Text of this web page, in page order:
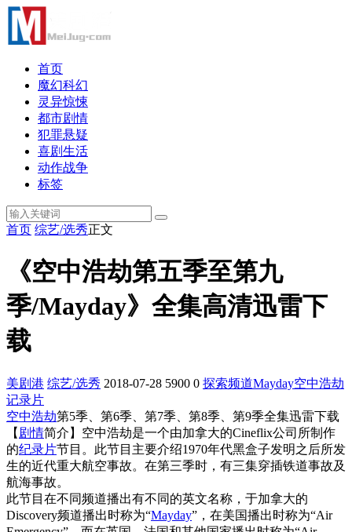
首页
魔幻科幻
灵异惊悚
都市剧情
犯罪悬疑
喜剧生活
动作战争
标签
首页 综艺/选秀正文
《空中浩劫第五季至第九
季/Mayday》全集高清迅雷下
载
美剧港 综艺/选秀 2018-07-28 5900 0 探索频道Mayday空中浩劫
记录片
空中浩劫第5季、第6季、第7季、第8季、第9季全集迅雷下载
【 剧情简介】空中浩劫是一个由加拿大的Cineflix公司所制作
的纪录片节目。此节目主要介绍1970年代黑盒子发明之后所发
生的近代重大航空事故。在第三季时，有三集穿插铁道事故及
航海事故。
此节目在不同频道播出有不同的英文名称，于加拿大的
Discovery频道播出时称为“Mayday”，在美国播出时称为“Air